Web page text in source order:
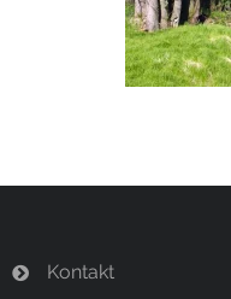
Termine
Newsletter
Kontakt